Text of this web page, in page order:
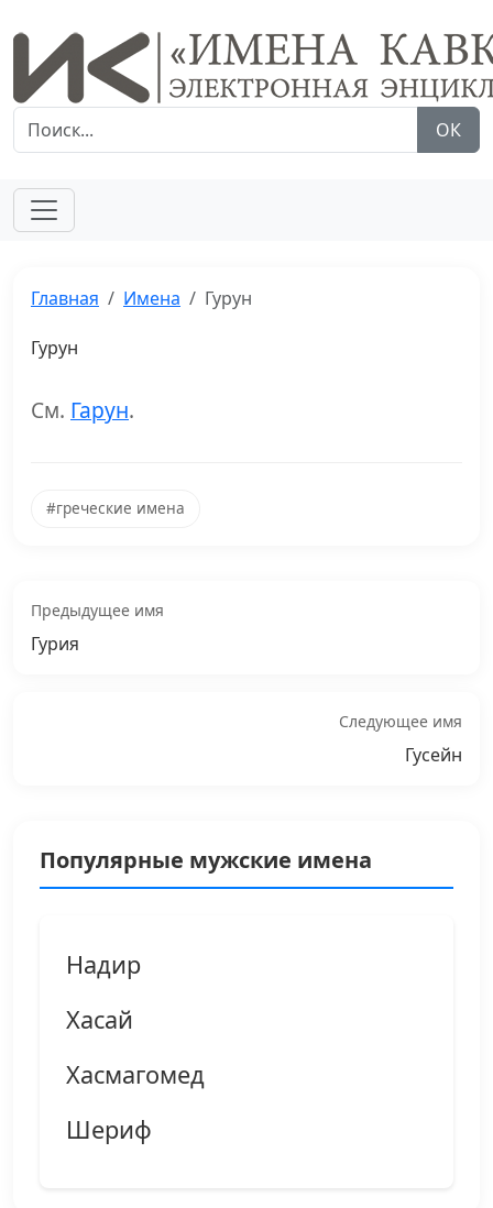
ОК
Главная Имена Гурун
Гурун
См. Гарун.
#греческие имена
Предыдущее имя
Гурия
Следующее имя
Гусейн
Популярные мужские имена
Надир
Хасай
Хасмагомед
Шериф